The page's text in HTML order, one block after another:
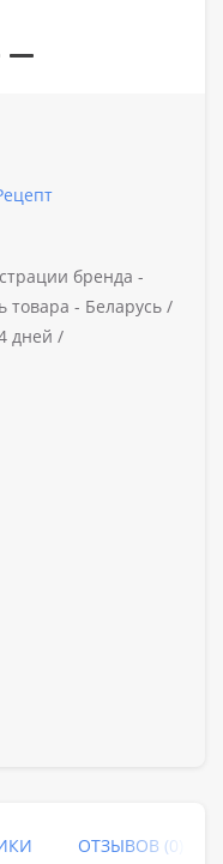
бренда -
товара - Беларусь /
дней /
ОТЗЫВОВ (0)